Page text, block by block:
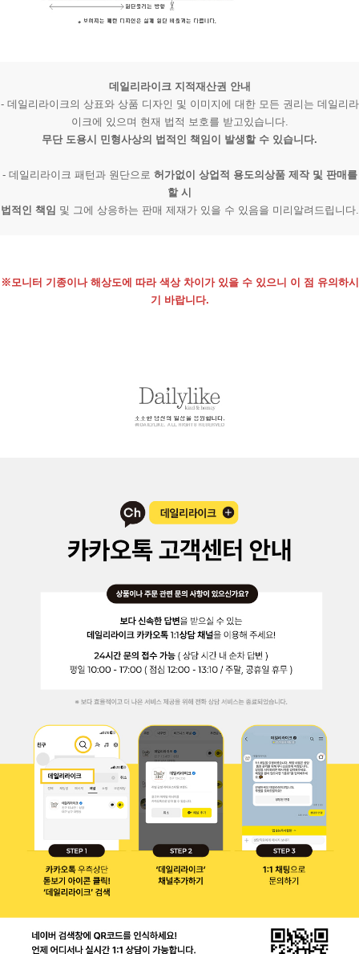
데일리라이크 지적재산권 안내
- 데일리라이크의 상표와 상품 디자인 및 이미지에 대한 모든 권리는 데일리라
이크에 있으며 현재 법적 보호를 받고있습니다.
무단 도용시 민형사상의 법적인 책임이 발생할 수 있습니다.
- 데일리라이크 패턴과 원단으로 허가없이 상업적 용도의상품 제작 및 판매를
할 시
법적인 책임 및 그에 상응하는 판매 제재가 있을 수 있음을 미리알려드립니다.
※모니터 기종이나 해상도에 따라 색상 차이가 있을 수 있으니 이 점 유의하시
기 바랍니다.